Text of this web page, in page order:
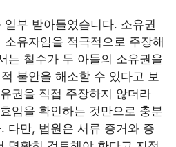
부 받아들였습니다. 소유권
유자임을 적극적으로 주장해
는 철수가 두 아들의 소유권을
불안을 해소할 수 있다고 보
권을 직접 주장하지 않더라
임을 확인하는 것만으로 충분
다만, 법원은 서류 증거와 증